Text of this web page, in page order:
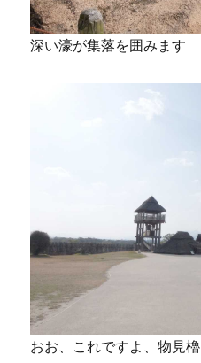
深い濠が集落を囲みます
おお、これですよ、物見櫓